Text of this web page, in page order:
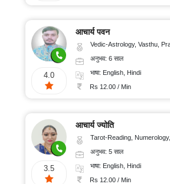
4.0
आचार्य पवन
Vedic-Astrology, Vasthu,
अनुभव: 6 साल
भाषा: English, Hindi
Rs 12.00 / Min
3.5
आचार्य ज्योति
Tarot-Reading,
अनुभव: 5 साल
भाषा: English, Hindi
Rs 12.00 / Min